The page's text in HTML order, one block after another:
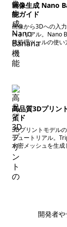
画像生成 Nano
能ガイド
画像から3Dへの入
ートリアル。Nano
前処理ツールの使い
し、入力画像を最適
で3Dモデルのジオメ
テクスチャ詳細を向
高品質3Dプリン
イド
3Dプリントモデル
チュートリアル。
水密メッシュを生成
最適化、プリント欠
る方法を解説。積層
度設定、材料選定、
ラメータの校正、後
ン/FDMプリントで
開発者や